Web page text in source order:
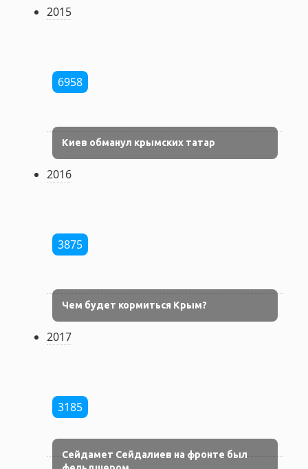
2015
6958
Киев обманул крымских татар
2016
3875
Чем будет кормиться Крым?
2017
3185
Сейдамет Сейдалиев на фронте был